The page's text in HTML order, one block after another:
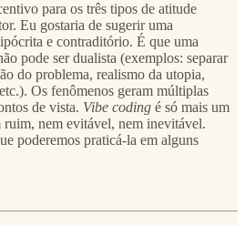
para os três tipos de atitude
Eu gostaria de sugerir uma
e contraditório. É que uma
pode ser dualista (exemplos: separar
do problema, realismo da utopia,
Os fenômenos geram múltiplas
de vista. Vibe coding é só mais um
ruim, nem evitável, nem inevitável.
poderemos praticá-la em alguns